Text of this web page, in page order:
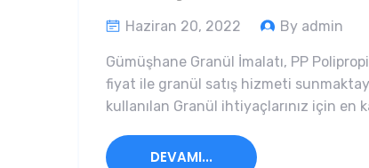
Haziran 20, 2022 By admin
Gümüşhane Granül İmalatı, PP
fiyat ile granül satış hizmeti
kullanılan Granül ihtiyaçlarınız için
DEVAMI...